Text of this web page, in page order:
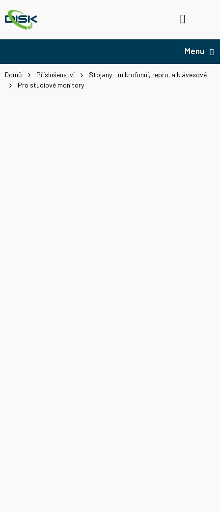
na
obsah
Domů Příslušenství
Stojany - mikrofonní, repro. a klávesové
Pro studiové monitory